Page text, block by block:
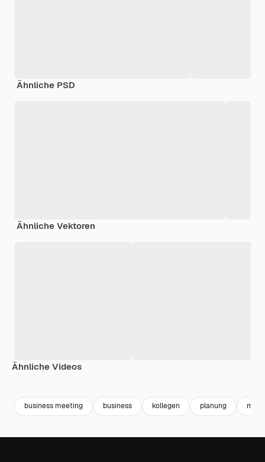
Ähnliche PSD
Ähnliche Vektoren
Ähnliche Videos
business meeting business kollegen planung